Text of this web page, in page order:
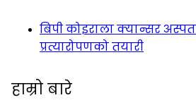
बिपी कोइराला क्यान्सर
प्रत्यारोपणको तयारी
हाम्रो बारे